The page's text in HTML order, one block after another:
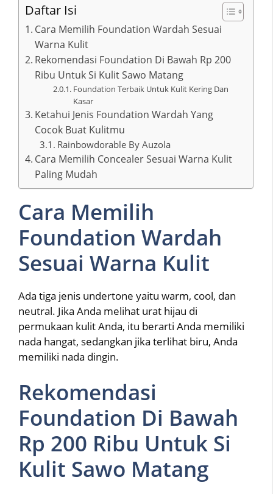
Daftar Isi
Cara Memilih Foundation Wardah Sesuai
Warna Kulit
Rekomendasi Foundation Di Bawah Rp 200
Ribu Untuk Si Kulit Sawo Matang
Foundation Terbaik Untuk Kulit Kering Dan
Kasar
Ketahui Jenis Foundation Wardah Yang
Cocok Buat Kulitmu
Rainbowdorable By Auzola
Cara Memilih Concealer Sesuai Warna Kulit
Paling Mudah
Cara Memilih
Foundation Wardah
Sesuai Warna Kulit
Ada tiga jenis undertone yaitu warm, cool, dan
neutral. Jika Anda melihat urat hijau di
permukaan kulit Anda, itu berarti Anda memiliki
nada hangat, sedangkan jika terlihat biru, Anda
memiliki nada dingin.
Rekomendasi
Foundation Di Bawah
Rp 200 Ribu Untuk Si
Kulit Sawo Matang